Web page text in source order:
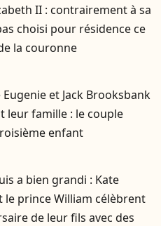
II : contrairement à sa
choisi pour résidence ce
la couronne
Eugenie et Jack Brooksbank
leur famille : le couple
enfant
a bien grandi : Kate
le prince William célèbrent
de leur fils avec des